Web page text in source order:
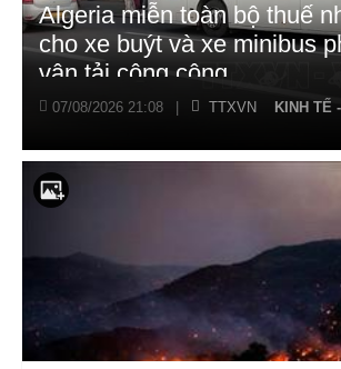
Algeria miễn toàn bộ thuế
cho xe buýt và xe minibus
vận tải công cộng
07/08/2026 21:08 TTXVN KINH TẾ